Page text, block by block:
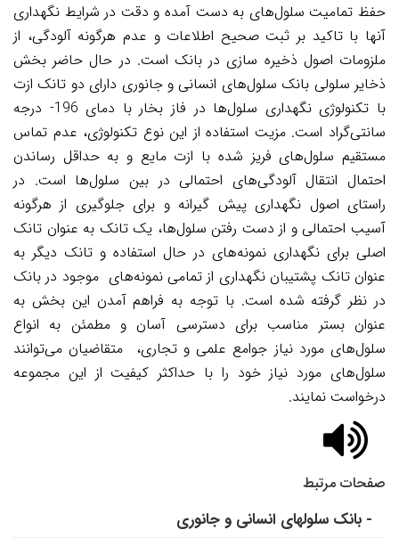
حفظ تمامیت سلول‌های به دست آمده و دقت در شرایط نگهداری
آنها با تاکید بر ثبت صحیح اطلاعات و عدم هرگونه آلودگی، از
ملزومات اصول ذخیره سازی در بانک است. در حال حاضر بخش
ذخایر سلولی بانک سلول‌های انسانی و جانوری دارای دو تانک ازت
با تکنولوژی نگهداری سلول‌ها در فاز بخار با دمای 196- درجه
سانتی‌گراد است. مزیت استفاده از این نوع تکنولوژی، عدم تماس
مستقیم سلول‌های فریز شده با ازت مایع و به حداقل رساندن
احتمال انتقال آلودگی‌های احتمالی در بین سلول‌ها است. در
راستای اصول نگهداری پیش گیرانه و برای جلوگیری از هرگونه
آسیب احتمالی و از دست رفتن سلول‌ها، یک تانک به عنوان تانک
اصلی برای نگهداری نمونه‌های در حال استفاده و تانک دیگر به
عنوان تانک پشتیبان نگهداری از تمامی نمونه‌های موجود در بانک
در نظر گرفته شده است. با توجه به فراهم آمدن این بخش به
عنوان بستر مناسب برای دسترسی آسان و مطمئن به انواع
سلول‌های مورد نیاز جوامع علمی و تجاری، متقاضیان می‌توانند
سلول‌های مورد نیاز خود را با حداکثر کیفیت از این مجموعه
درخواست نمایند.
صفحات مرتبط
- بانک سلولهای انسانی و جانوری